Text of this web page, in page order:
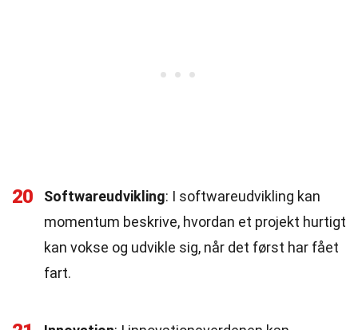
20 Softwareudvikling: I softwareudvikling kan
momentum beskrive, hvordan et projekt hurtigt
kan vokse og udvikle sig, når det først har fået
fart.